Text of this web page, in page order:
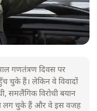
साल गणतंत्रण दिवस पर
चुके हैं। लेकिन वे विवादों
समलैंगिक विरोधी बयान
लग चुके हैं और वे इस वजह